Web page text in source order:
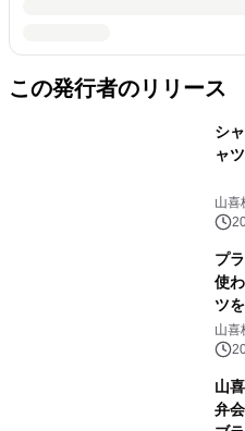
この発行者のリリース
シ
ャ
山喜
プ
使
ツ
山喜
山
弁